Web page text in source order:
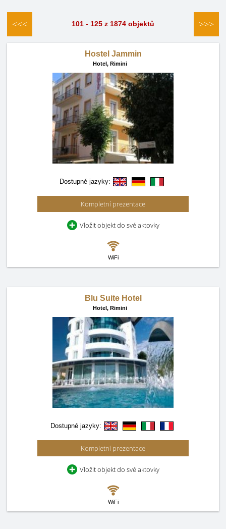
<<< 101 - 125 z 1874 objektů >>>
Hostel Jammin
Hotel, Rimini
Dostupné jazyky:
Kompletní prezentace
Vložit objekt do své aktovky
WiFi
Blu Suite Hotel
Hotel, Rimini
Dostupné jazyky:
Kompletní prezentace
Vložit objekt do své aktovky
WiFi